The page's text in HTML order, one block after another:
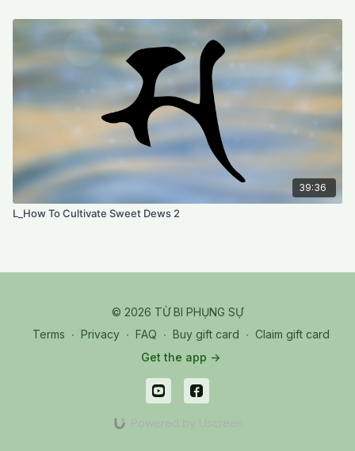
39:36
L_How To Cultivate Sweet Dews 2
© 2026 TỪ BI PHỤNG SỰ
Terms ∙ Privacy ∙ FAQ ∙ Buy gift card ∙ Claim gift card
Get the app ->
Powered by Uscreen